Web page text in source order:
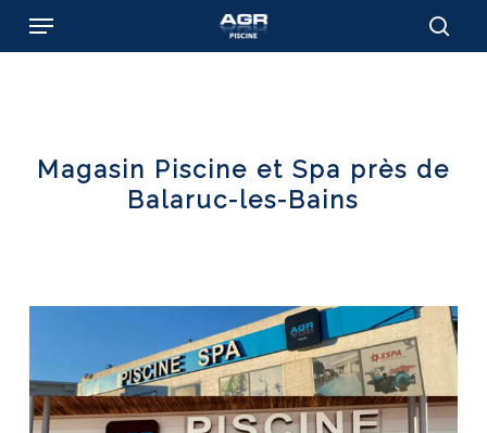
Menu
Magasin Piscine et Spa près de
Balaruc-les-Bains